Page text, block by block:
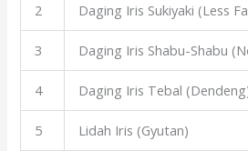
2 Daging Iris Sukiyaki (Less
3 Daging Iris Shabu-Shabu
4 Daging Iris Tebal
5 Lidah Iris (Gyutan)